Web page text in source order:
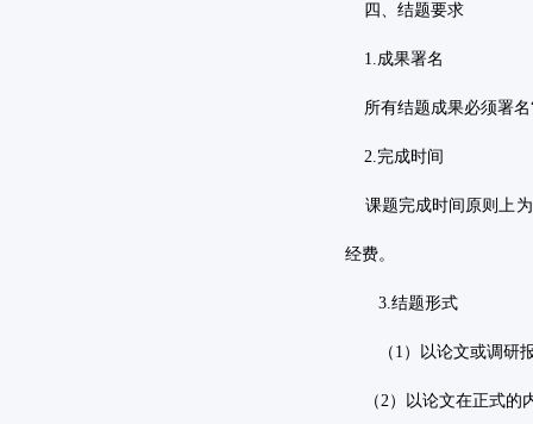
四、结题要求
1.成果署名
所有结题成果必须署
2.完成时间
课题完成时间原则上为
经费。
3.结题形式
（ 1 ）以论文或调研
（2）以论文在正式的